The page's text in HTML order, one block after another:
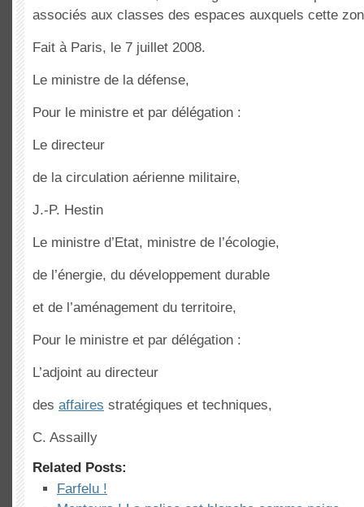
associés aux classes des espaces auxquels cette
Fait à Paris, le 7 juillet 2008.
Le ministre de la défense,
Pour le ministre et par délégation :
Le directeur
de la circulation aérienne militaire,
J.-P. Hestin
Le ministre d’Etat, ministre de l’écologie,
de l’énergie, du développement durable
et de l’aménagement du territoire,
Pour le ministre et par délégation :
L’adjoint au directeur
des affaires stratégiques et techniques,
C. Assailly
Related Posts:
Farfelu !